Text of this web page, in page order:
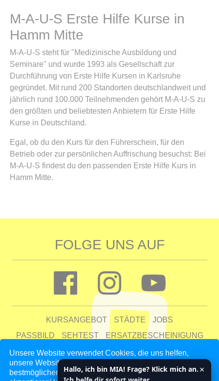
Unsere Website verwendet Cookies, die uns helfen,
unsere Website zu verbessern und unseren Kunden den
bestmöglichen Service zu bieten. Indem du auf 'Auswahl
M-A-U-S Erste Hilfe Kurse in
Hamm Mitte
M-A-U-S steht für "Medizinische Ausbildung und
Seminare" und wurde 1993 als Gesellschaft zur
Durchführung von Erste Hilfe Kursen in Karlsruhe
gegründet. Mit rund 200 Standorten deutschlandweit und
jährlich rund 100.000 Teilnehmenden gehört M-A-U-S zu
den größten und beliebtesten Anbietern für Erste Hilfe
Kurse in Deutschland.
Egal, ob du den Kurs für den Führerschein, für den
Betrieb oder zur persönlichen Auffrischung besuchst: Bei
M-A-U-S findest du den passenden Erste Hilfe Kurs in
Hamm Mitte.
FOLGE UNS AUF
KURSANGEBOT STÄDTE
JOBS
PASSBILD
SEHTEST
ERSATZBESCHEINIGUNG
UNTERNEHMEN
DATENSCHUTZ
IMPRESSUM
Hallo, ich bin MIA! Frage? Klick mich an. ×